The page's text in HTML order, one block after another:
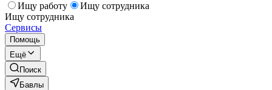
Ищу работу
Ищу сотрудника
Ищу сотрудника
Сервисы
Помощь
Ещё
Поиск
Бавлы